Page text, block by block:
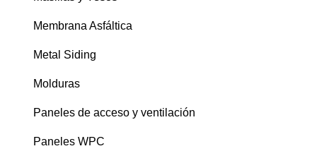
Membrana Asfáltica
Metal Siding
Molduras
Paneles de acceso y ventilación
Paneles WPC